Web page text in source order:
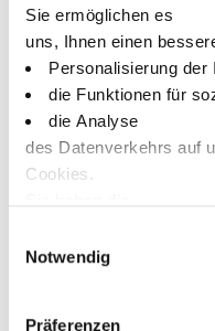
Sie ermöglichen es
uns, Ihnen einen
Personalisierung der
die Funktionen für
die Analyse
des Datenverkehrs auf
Cookies.
Keine Panik, Sie
Notwendig
Präferenzen